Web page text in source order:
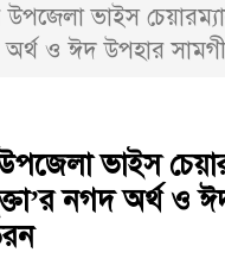
উপজেলা ভাইস
অর্থ ও ঈদ উপহার
ভাইস
নগদ অর্থ ও